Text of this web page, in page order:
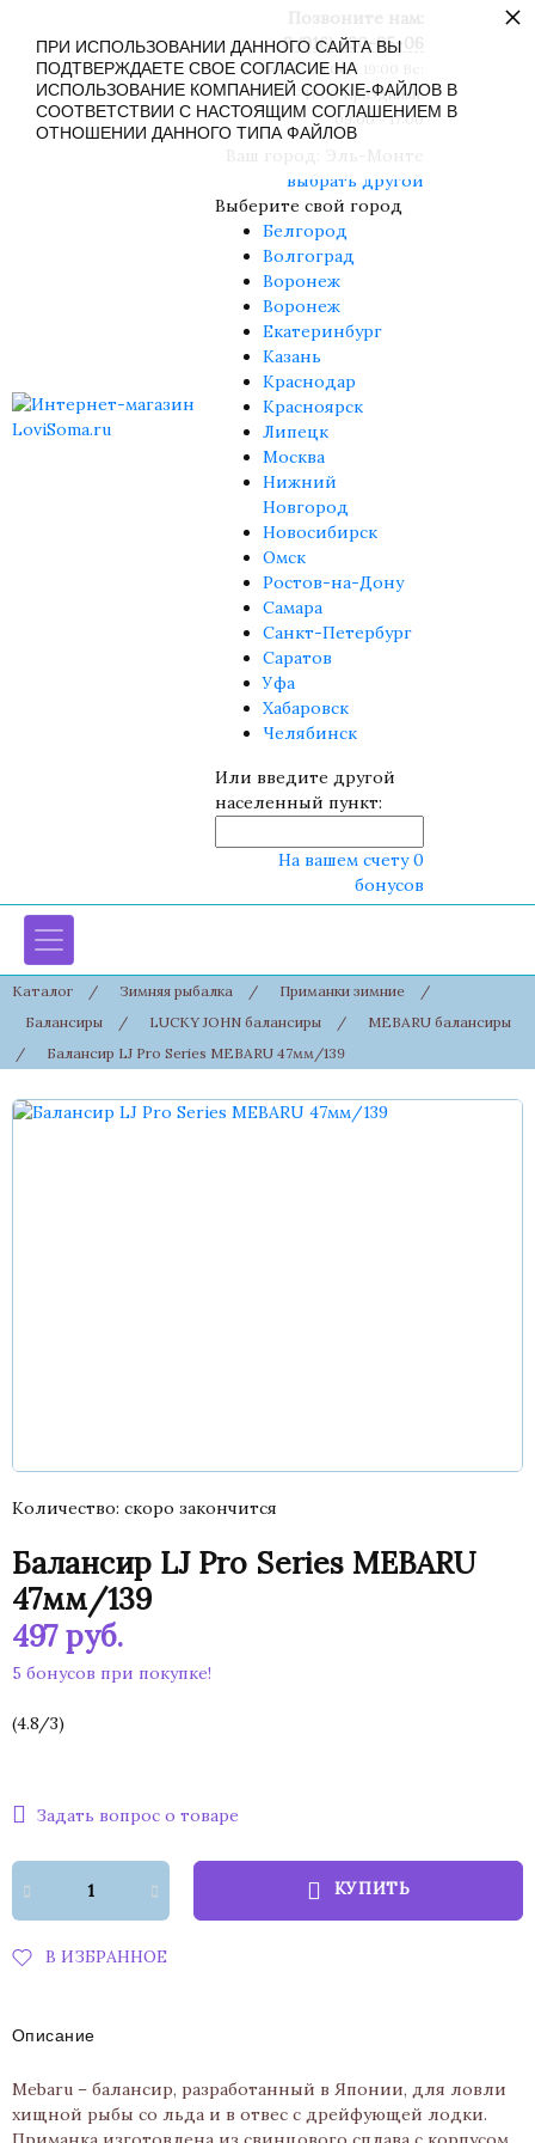
8 (916) 430-85-06
Пн-Сб: 09:00 - 19:00 Вс:
09:00 - 17:00 Праздники:
09:00 - 17:00
выбрать другой
Выберите свой город
Белгород
Волгоград
Воронеж
Воронеж
Екатеринбург
Казань
Краснодар
Красноярск
Липецк
Москва
Нижний
Новгород
Новосибирск
Омск
Ростов-на-Дону
Самара
Санкт-Петербург
Саратов
Уфа
Хабаровск
Челябинск
Или введите другой
населенный пункт:
На вашем счету 0
бонусов
Каталог / Зимняя рыбалка / Приманки зимние
/
Балансиры
/ LUCKY JOHN балансиры /
MEBARU балансиры
/
Балансир LJ Pro Series MEBARU 47мм/139
Количество скоро закончится
Балансир LJ Pro Series MEBARU
47мм/139
497руб.
5 бонусов при покупке!
(4.8/3)
Задать вопрос о товаре
КУПИТЬ
В ИЗБРАННОЕ
Описание
Mebaru – балансир, разработанный в Японии, для ловли
хищной рыбы со льда и в отвес с дрейфующей лодки.
ПРИ ИСПОЛЬЗОВАНИИ ДАННОГО САЙТА ВЫ
ПОДТВЕРЖДАЕТЕ СВОЕ СОГЛАСИЕ НА
ИСПОЛЬЗОВАНИЕ КОМПАНИЕЙ COOKIE-ФАЙЛОВ В
СООТВЕТСТВИИ С НАСТОЯЩИМ СОГЛАШЕНИЕМ В
ОТНОШЕНИИ ДАННОГО ТИПА ФАЙЛОВ
×